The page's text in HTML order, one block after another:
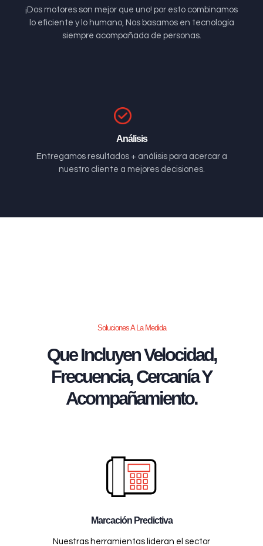
¡Dos motores son mejor que uno! por esto combinamos
lo eficiente y lo humano, Nos basamos en tecnología
siempre acompañada de personas.
Análisis
Entregamos resultados + análisis para acercar a
nuestro cliente a mejores decisiones.
Soluciones A La Medida
Que Incluyen Velocidad,
Frecuencia, Cercanía Y
Acompañamiento.
Marcación Predictiva
Nuestras herramientas lideran el sector